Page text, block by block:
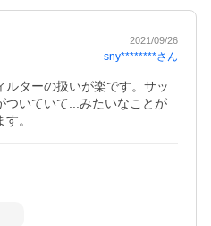
2021/09/26
sny********さん
ターの扱いが楽です。サッ
ついていて...みたいなことが
。